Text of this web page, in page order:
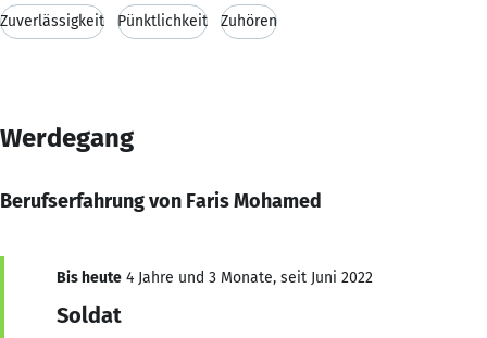
Zuverlässigkeit Pünktlichkeit Zuhören
Werdegang
Berufserfahrung von Faris Mohamed
Bis heute 4 Jahre und 3 Monate, seit Juni 2022
Soldat